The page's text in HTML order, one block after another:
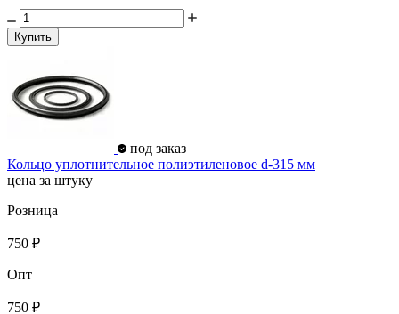
Купить
под заказ
Кольцо уплотнительное полиэтиленовое d-315 мм
цена за штуку
Розница
750 ₽
Опт
750 ₽